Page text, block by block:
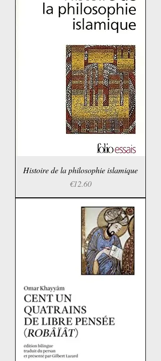
Histoire de la philosophie islamique
Price
€12.60